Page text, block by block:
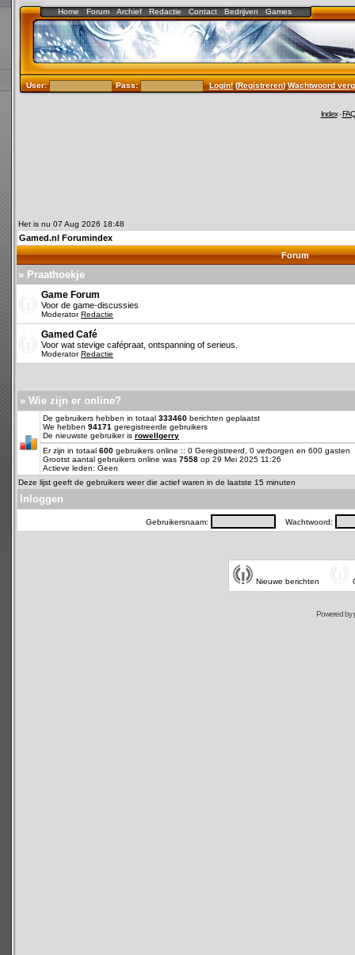
Home Forum Archief Redactie Contact Bedrijven Games
User: Pass: Login!(Registreren)Wachtwoord
Index-FAQ
Het is nu 07 Aug 2026 18:48
Gamed.nl Forumindex
Forum
» Praathoekje
Game Forum
Voor de game-discussies
ModeratorRedactie
Gamed Café
Voor wat stevige cafépraat, ontspanning of serieus.
ModeratorRedactie
» Wie zijn er online?
De gebruikers hebben in totaal 333460 berichten geplaatst
We hebben 94171 geregistreerde gebruikers
De nieuwste gebruiker is rowellgerry
Er zijn in totaal 600 gebruikers online :: 0 Geregistreerd, 0 verborgen en 600
Grootst aantal gebruikers online was 7558 op 29 Mei 2025 11:26
Actieve leden: Geen
Deze lijst geeft de gebruikers weer die actief waren in de laatste 15 minuten
Inloggen
Gebruikersnaam: Wachtwoord:
Nieuwe berichten
Powered by